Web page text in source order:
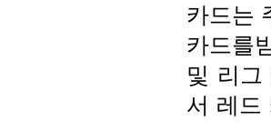
카드는
카드를
및 리그
서 레드